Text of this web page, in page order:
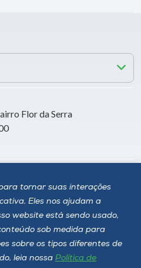
tornar suas interações
Eles nos ajudam a
website está sendo usado,
sob medida para
sobre os tipos diferentes de
leia nossa Política de
Flor da Serra